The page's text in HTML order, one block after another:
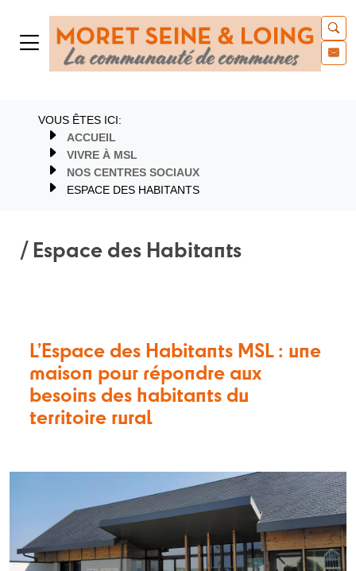
VOUS ÊTES ICI:
ACCUEIL
VIVRE À MSL
NOS CENTRES SOCIAUX
ESPACE DES HABITANTS
/ Espace des Habitants
L’Espace des Habitants MSL : une
maison pour répondre aux
besoins des habitants du
territoire rural